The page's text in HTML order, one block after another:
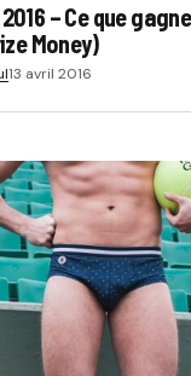
– Ce que
Money)
13 avril 2016